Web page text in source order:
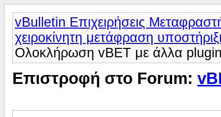
vBulletin Επιχειρήσεις
χειροκίνητη μετάφραση
Ολοκλήρωση vBET με άλλα
Επιστροφή στο Forum: